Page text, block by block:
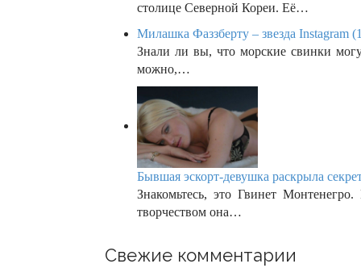
столице Северной Кореи. Её…
Милашка Фаззберту – звезда Instagram
Знали ли вы, что морские свинки
можно,…
Бывшая эскорт-девушка раскрыла
Знакомьтесь, это Гвинет
творчеством она…
Свежие комментарии